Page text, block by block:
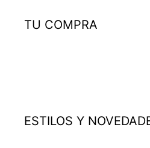
TU COMPRA
ESTILOS Y